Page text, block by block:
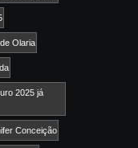
Olaria
2025 já
Conceição